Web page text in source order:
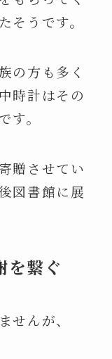
そうです。
の方も多く
時計はその
。
贈させてい
図書館に展
を繋ぐ
せんが、